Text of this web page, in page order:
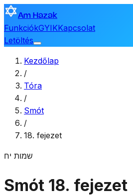
Am Hazak
FunkciókGYIKKapcsolat
Letöltés
Kezdőlap
/
Tóra
/
Smót
/
18. fejezet
שמות יח
Smót 18. fejezet